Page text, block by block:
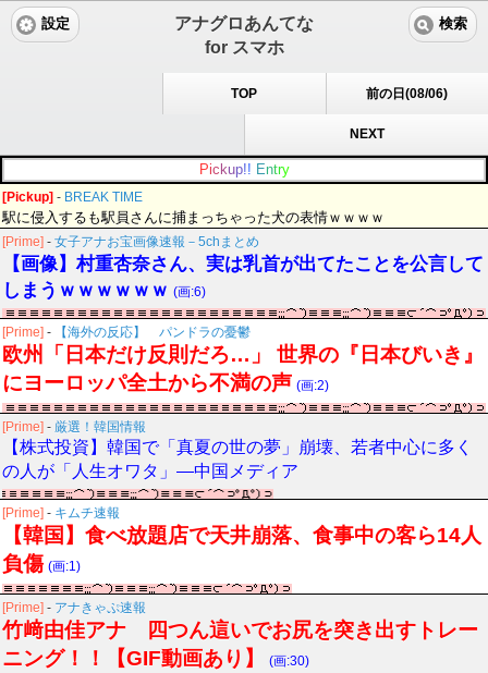
アナグロあんてな
for スマホ
設定 検索
TOP 前の日(08/06)
NEXT
Pic kup!! Entry
[Pickup] - BREAK TIME
駅に侵入するも駅員さんに捕まっちゃった犬の表情ｗｗｗｗ
[Prime] - 女子アナお宝画像速報－5chまとめ
【画像】村重杏奈さん、実は乳首が出てたことを公言して
しまうｗｗｗｗｗｗ (画:6)
[Prime] - 【海外の反応】 パンドラの憂鬱
欧州「日本だけ反則だろ…」 世界の『日本びいき』
にヨーロッパ全土から不満の声 (画:2)
[Prime] - 厳選！韓国情報
【株式投資】韓国で「真夏の世の夢」崩壊、若者中心に多く
の人が「人生オワタ」―中国メディア
[Prime] - キムチ速報
【韓国】食べ放題店で天井崩落、食事中の客ら14人
負傷 (画:1)
[Prime] - アナきゃぷ速報
竹﨑由佳アナ 四つん這いでお尻を突き出すトレー
ニング！！【GIF動画あり】
(画:30)